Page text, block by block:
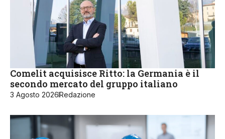
Comelit acquisisce Ritto: la Germania è il
secondo mercato del gruppo italiano
3 Agosto 2026Redazione